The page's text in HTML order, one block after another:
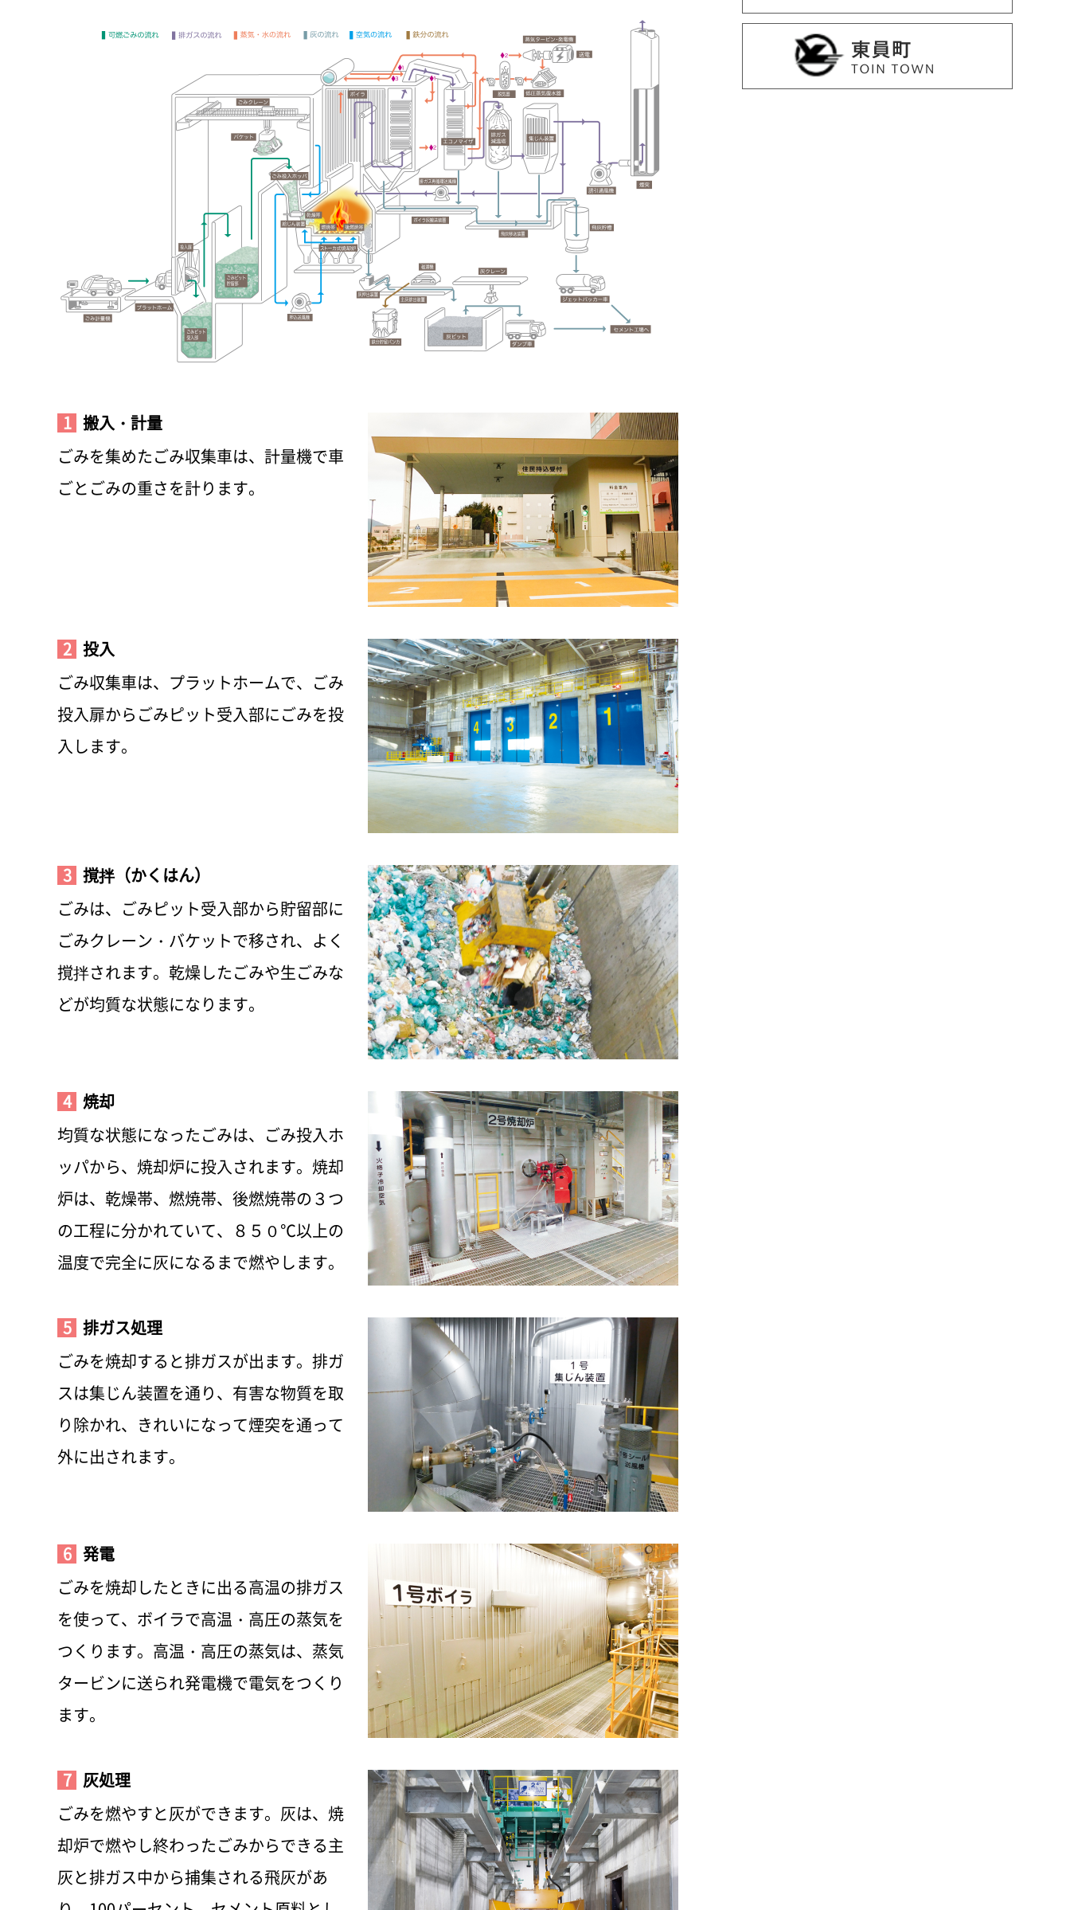
1 搬入・計量
ごみを集めたごみ収集車は、計量機で車
ごとごみの重さを計ります。
2 投入
ごみ収集車は、プラットホームで、ごみ
投入扉からごみピット受入部にごみを投
入します。
3 撹拌（かくはん）
ごみは、ごみピット受入部から貯留部に
ごみクレーン・バケットで移され、よく
撹拌されます。乾燥したごみや生ごみな
どが均質な状態になります。
4 焼却
均質な状態になったごみは、ごみ投入ホ
ッパから、焼却炉に投入されます。焼却
炉は、乾燥帯、燃焼帯、後燃焼帯の３つ
の工程に分かれていて、８５０℃以上の
温度で完全に灰になるまで燃やします。
5 排ガス処理
ごみを焼却すると排ガスが出ます。排ガ
スは集じん装置を通り、有害な物質を取
り除かれ、きれいになって煙突を通って
外に出されます。
6 発電
ごみを焼却したときに出る高温の排ガス
を使って、ボイラで高温・高圧の蒸気を
つくります。高温・高圧の蒸気は、蒸気
タービンに送られ発電機で電気をつくり
ます。
7 灰処理
ごみを燃やすと灰ができます。灰は、焼
却炉で燃やし終わったごみからできる主
灰と排ガス中から捕集される飛灰があ